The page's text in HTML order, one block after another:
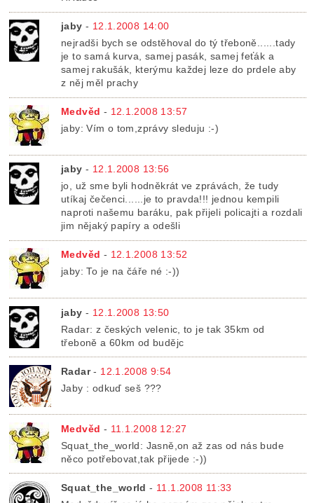
jaby - 12.1.2008 14:00
nejradši bych se odstěhoval do tý třeboně......tady
je to samá kurva, samej pasák, samej feťák a
samej rakušák, kterýmu každej leze do prdele aby
z něj měl prachy
Medvěd - 12.1.2008 13:57
jaby: Vím o tom,zprávy sleduju :-)
jaby - 12.1.2008 13:56
jo, už sme byli hodněkrát ve zprávách, že tudy
utíkaj čečenci......je to pravda!!! jednou kempili
naproti našemu baráku, pak přijeli policajti a rozdali
jim nějaký papíry a odešli
Medvěd - 12.1.2008 13:52
jaby: To je na čáře né :-))
jaby - 12.1.2008 13:50
Radar: z českých velenic, to je tak 35km od
třeboně a 60km od budějc
Radar- 12.1.2008 9:54
Jaby : odkuď seš ???
Medvěd - 11.1.2008 12:27
Squat_the_world: Jasně,on až zas od nás bude
něco potřebovat,tak přijede :-))
Squat_the_world - 11.1.2008 11:33